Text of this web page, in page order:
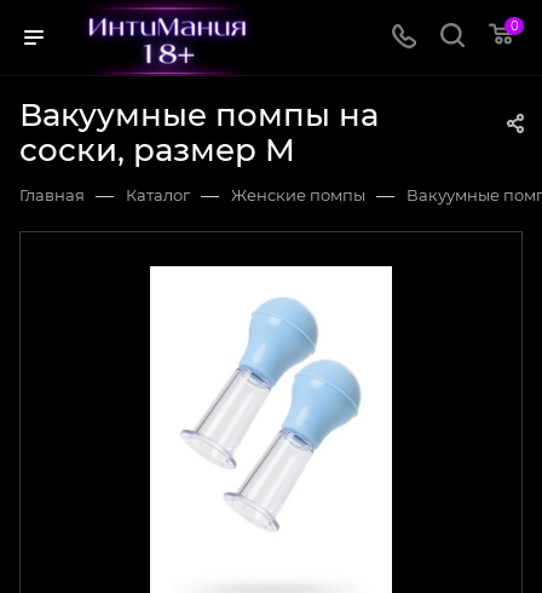
0
Вакуумные помпы на
соски, размер M
Главная — Каталог — Женские помпы — Вакуумные